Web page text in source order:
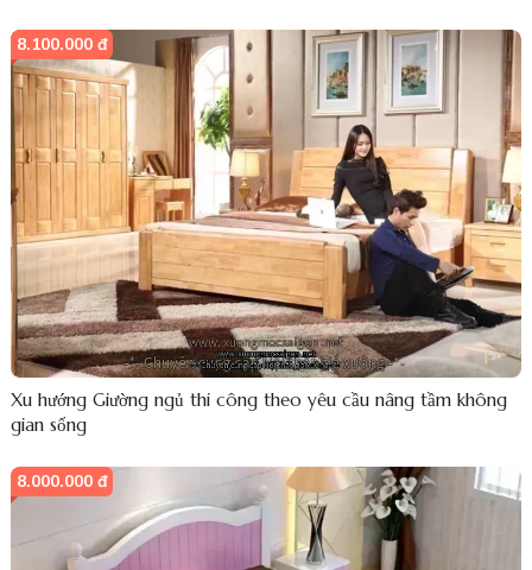
8.100.000 đ
Xu hướng Giường ngủ thi công theo yêu cầu nâng tầm không
gian sống
8.000.000 đ